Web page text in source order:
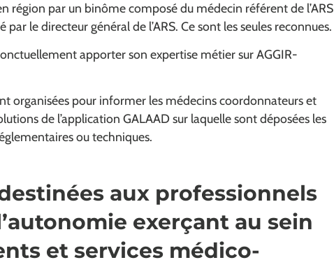
région par un binôme composé du médecin référent de l’ARS
le directeur général de l’ARS. Ce sont les seules reconnues.
apporter son expertise métier sur AGGIR-
organisées pour informer les médecins coordonnateurs et
de l’application GALAAD sur laquelle sont déposées les
ou techniques.
aux professionnels
exerçant au sein
et services médico-